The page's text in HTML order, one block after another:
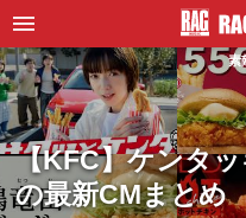
素
【KFC】ケンタ
の最新CMまとめ